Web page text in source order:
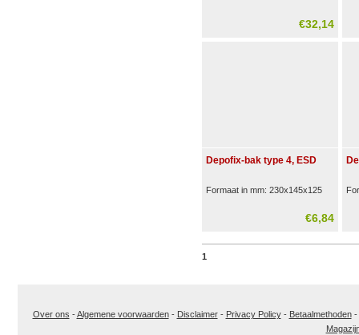
€32,14
Depofix-bak type 4, ESD
Formaat in mm: 230x145x125
€6,84
1
Over ons -Algemene voorwaarden- Disclaimer- Privacy Policy- Betaalmethoden-